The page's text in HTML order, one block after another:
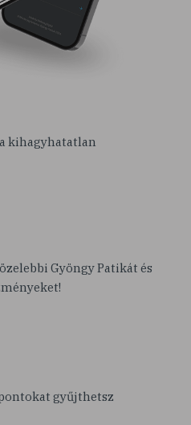
kihagyhatatlan
Gyöngy Patikát és
gyűjthetsz